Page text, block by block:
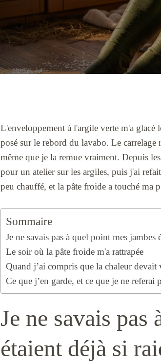
L'enveloppement à l'argile verte m'a glacé
posé sur le rebord du lavabo. Le
même que je la remue vraiment. Depuis
pour un atelier sur les argiles, puis j'ai
peu chauffé, et la pâte froide a touché ma
Sommaire
Je ne savais pas à quel point mes jambes
Le soir où la pâte froide m'a rattrapée
Quand j’ai compris que la chaleur devait
Ce que j’en garde, et ce que je ne referai
Je ne savais pas
étaient déjà si